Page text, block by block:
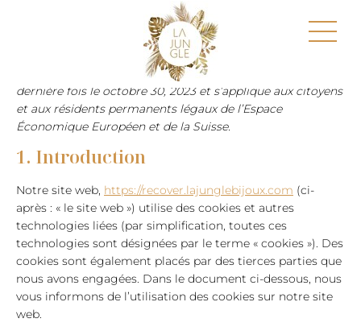
Cette politique de cookies a été mise à jour pour la
dernière fois le octobre 30, 2023 et s’applique aux citoyens
et aux résidents permanents légaux de l’Espace
Économique Européen et de la Suisse.
1. Introduction
Notre site web, https://recover.lajunglebijoux.com (ci-
après : « le site web ») utilise des cookies et autres
technologies liées (par simplification, toutes ces
technologies sont désignées par le terme « cookies »). Des
cookies sont également placés par des tierces parties que
nous avons engagées. Dans le document ci-dessous, nous
vous informons de l’utilisation des cookies sur notre site
web.